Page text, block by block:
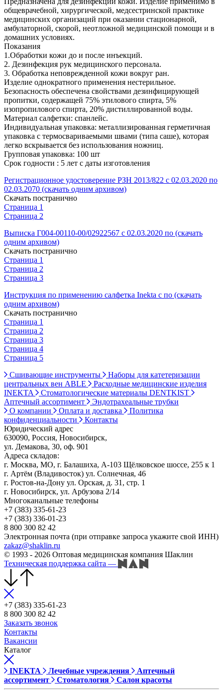
общеврачебной, хирургической, медсестринской практике
медицинских организаций при оказании стационарной,
амбулаторной, скорой, неотложной медицинской помощи и в
домашних условиях.
Показания
1.Обработки кожи до и после инъекций.
2. Дезинфекция рук медицинского персонала.
3. Обработка неповрежденной кожи вокруг ран.
Изделие однократного применения нестерильное.
Безопасность обеспечена свойствами дезинфицирующей
пропитки, содержащей 75% этилового спирта, 5%
изопропилового спирта, 20% дистиллированной воды.
Материал салфетки: спанлейс.
Индивидуальная упаковка: металлизированная герметичная
упаковка с термосвариваемыми швами (типа саше), которая
легко вскрывается без использования ножниц.
Групповая упаковка: 100 шт
Срок годности : 5 лет с даты изготовления
Регистрационное удостоверение РЗН 2013/822 с 02.03.2020 по
02.03.2070 (скачать одним архивом)
Скачать постранично
Страница 1
Страница 2
Выписка Г004-00110-00/02922567 с 02.03.2020 по (скачать
одним архивом)
Скачать постранично
Страница 1
Страница 2
Страница 3
Инструкция по применению салфетка Inekta с по (скачать
одним архивом)
Скачать постранично
Страница 1
Страница 2
Страница 3
Страница 4
Страница 5
Сшивающие инструменты
Наборы для катетеризации
центральных вен ABLE
Расходные медицинские изделия
INEKTA
Стоматологические материалы DENTKIST
Аптечный ассортимент
Эндотрахеальные трубки
О компании
Оплата и доставка
Политика
конфиденциальности
Контакты
Юридический адрес
630090, Россия, Новосибирск,
ул. Демакова, 30, оф. 901
Адреса складов:
г. Москва, МО, г. Балашиха, А-103 Щёлковское шоссе, 255 к 1
г. Артём (Владивосток) ул. Солнечная, 46
г. Ростов-на-Дону ул. Орская, д. 31, стр. 1
г. Новосибирск, ул. Арбузова 2/14
Многоканальные телефоны
+7 (383) 335-61-23
+7 (383) 336-01-23
8 800 300 82 42
Электронная почта (при отправке запроса укажите свой ИНН)
zakaz@shaklin.ru
© 1993 - 2026 Оптовая медицинская компания Шаклин
Техническая поддержка сайта —
+7 (383) 335-61-23
8 800 300 82 42
Заказать звонок
Контакты
Вакансии
Каталог
INEKTA Лечебные учреждения
Аптечный
ассортимент
Стоматология Салон красоты